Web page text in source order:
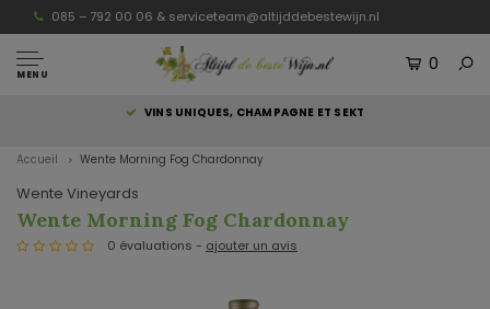
085 – 792 00 06 & serviceteam@altijddebestewijn.nl
MENU
0
VINS UNIQUES, CHAMPAGNE ET SEKT
Accueil Wente Morning Fog Chardonnay
Wente Vineyards
Wente Morning Fog Chardonnay
0 évaluations - ajouter un avis